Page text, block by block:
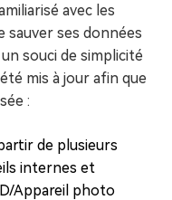
avec les
sauver ses données
souci de simplicité
mis à jour afin que
:
de plusieurs
internes et
Appareil photo